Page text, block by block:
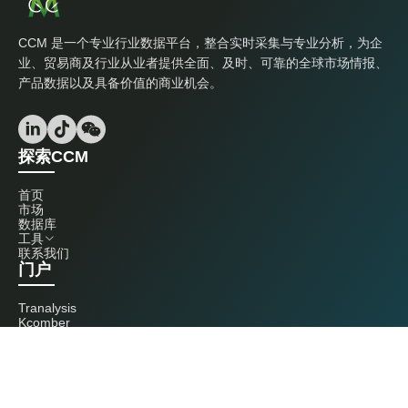
CCM 是一个专业行业数据平台，整合实时采集与专业分析，为企
业、贸易商及行业从业者提供全面、及时、可靠的全球市场情报、
产品数据以及具备价值的商业机会。
探索CCM
首页
市场
数据库
工具
联系我们
门户
Tranalysis
Kcomber